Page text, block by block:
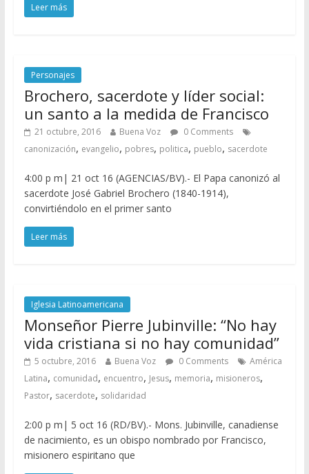
Leer más
Personajes
Brochero, sacerdote y líder social:
un santo a la medida de Francisco
21 octubre, 2016 Buena Voz
0 Comments
canonización, evangelio, pobres, politica, pueblo, sacerdote
4:00 p m| 21 oct 16 (AGENCIAS/BV).- El Papa canonizó al
sacerdote José Gabriel Brochero (1840-1914),
convirtiéndolo en el primer santo
Leer más
Iglesia Latinoamericana
Monseñor Pierre Jubinville: “No hay
vida cristiana si no hay comunidad”
5 octubre, 2016 Buena Voz 0 Comments
América
Latina, comunidad, encuentro, Jesus, memoria, misioneros,
Pastor, sacerdote, solidaridad
2:00 p m| 5 oct 16 (RD/BV).- Mons. Jubinville, canadiense
de nacimiento, es un obispo nombrado por Francisco,
misionero espiritano que